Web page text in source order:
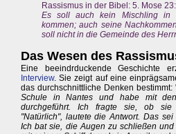
Rassismus in der Bibel: 5. Mose
Es soll auch kein Mischling in
kommen; auch seine
soll nicht in die Gemeinde des
Das Wesen des
Eine beeindrduckende Geschichte
Interview. Sie zeigt auf eine
das durchschnittliche Denken bestimmt:
Schule in Nantes und habe mit
durchgeführt. Ich fragte sie, ob sie
"Natürlich", lautete die Antwort. Das
Ich bat sie, die Augen zu schließen